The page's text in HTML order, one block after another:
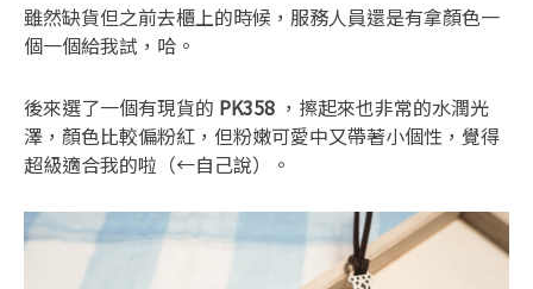
雖然缺貨但之前去櫃上的時候，服務人員還是有拿顏色一
個一個給我試，哈。
後來選了一個有現貨的 PK358 ，擦起來也非常的水潤光
澤，顏色比較偏粉紅，但粉嫩可愛中又帶著小個性，覺得
超級適合我的啦（←自己說）。